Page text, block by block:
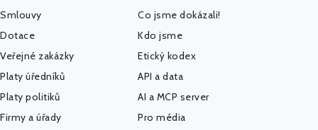
Smlouvy
Dotace
Veřejné zakázky
Platy úředníků
Platy politiků
Firmy a úřady
Co jsme dokázali!
Kdo jsme
Etický kodex
API a data
AI a MCP server
Pro média